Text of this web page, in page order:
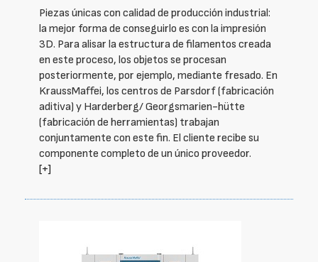
Piezas únicas con calidad de producción industrial:
la mejor forma de conseguirlo es con la impresión
3D. Para alisar la estructura de filamentos creada
en este proceso, los objetos se procesan
posteriormente, por ejemplo, mediante fresado. En
KraussMaffei, los centros de Parsdorf (fabricación
aditiva) y Harderberg/ Georgsmarien-hütte
(fabricación de herramientas) trabajan
conjuntamente con este fin. El cliente recibe su
componente completo de un único proveedor.
[+]